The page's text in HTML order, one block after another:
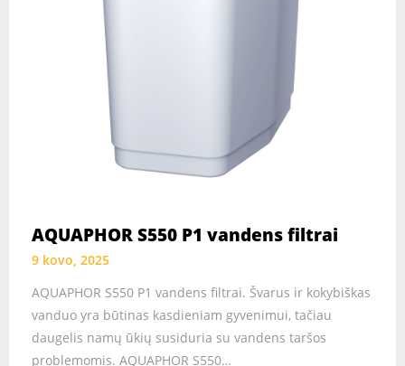
AQUAPHOR S550 P1 vandens filtrai
9 kovo, 2025
AQUAPHOR S550 P1 vandens filtrai. Švarus ir kokybiškas
vanduo yra būtinas kasdieniam gyvenimui, tačiau
daugelis namų ūkių susiduria su vandens taršos
problemomis. AQUAPHOR S550…